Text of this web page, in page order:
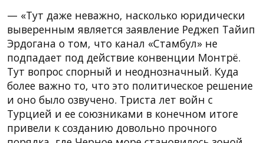
— «Тут даже неважно, насколько юридически
выверенным является заявление Реджеп Тайип
Эрдогана о том, что канал «Стамбул» не
подпадает под действие конвенции Монтрё.
Тут вопрос спорный и неоднозначный. Куда
более важно то, что это политическое решение
и оно было озвучено. Триста лет войн с
Турцией и ее союзниками в конечном итоге
привели к созданию довольно прочного